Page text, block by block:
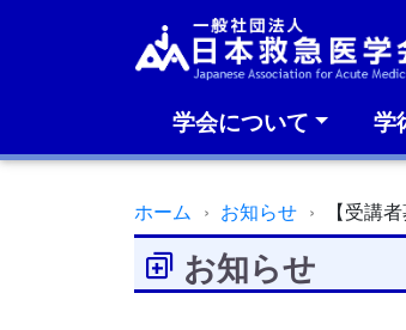
学会について 学
ホーム お知らせ 【受講
お知らせ